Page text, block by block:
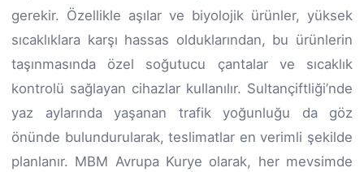
gerekir. Özellikle aşılar ve biyolojik ürünler, yüksek
sıcaklıklara karşı hassas olduklarından, bu ürünlerin
taşınmasında özel soğutucu çantalar ve sıcaklık
kontrolü sağlayan cihazlar kullanılır. Sultançiftliği’nde
yaz aylarında yaşanan trafik yoğunluğu da göz
önünde bulundurularak, teslimatlar en verimli şekilde
planlanır. MBM Avrupa Kurye olarak, her mevsimde